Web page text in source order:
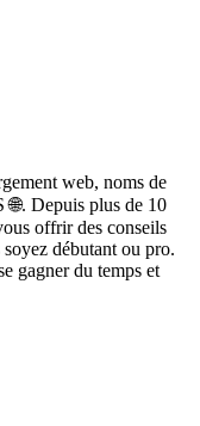
web, noms de
Depuis plus de 10
offrir des conseils
débutant ou pro.
gagner du temps et